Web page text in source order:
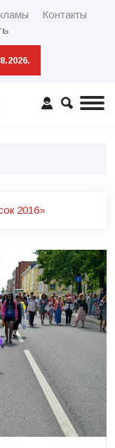
Контакты
2016»